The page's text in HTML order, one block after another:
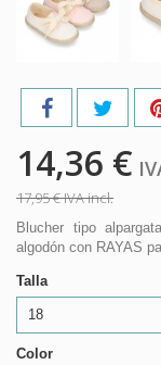
14,36 €
17,95 €IVA incl.
Blucher tipo
algodón con RAYAS
Talla
18
Color